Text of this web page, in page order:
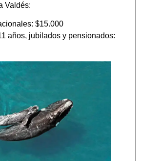
Valdés:
$15.000
años, jubilados y pensionados: